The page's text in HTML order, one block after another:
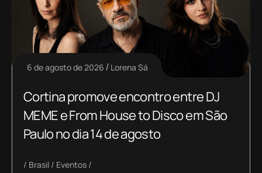
6 de agosto de 2026 Lorena Sá
Cortina promove encontro entre DJ
MEME e From House to Disco em São
Paulo no dia 14 de agosto
Brasil Eventos